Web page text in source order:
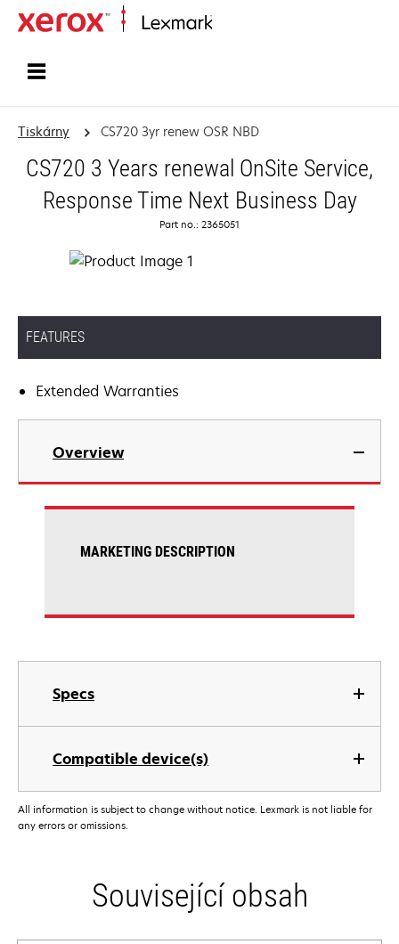
Tiskárny CS720 3yr renew OSR NBD
CS720 3 Years renewal OnSite Service,
Response Time Next Business Day
Part no.: 2365051
FEATURES
Extended Warranties
Overview
Specs
Compatible device(s)
MARKETING DESCRIPTION
All information is subject to change without notice. Lexmark is not liable for
any errors or omissions.
Související obsah